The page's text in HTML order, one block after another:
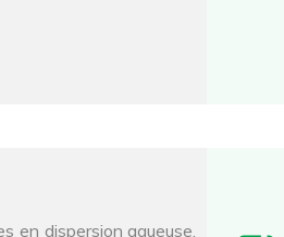
en dispersion aqueuse.